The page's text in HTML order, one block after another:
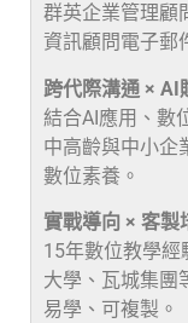
群英企業管理顧
資訊顧問電子郵
跨代際溝通 × AI
結合AI應用、數
中高齡與中小企
數位素養。
實戰導向 × 客製
15年數位教學
大學、瓦城集團
易學、可複製。